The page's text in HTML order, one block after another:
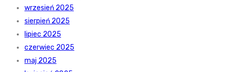
wrzesień 2025
sierpień 2025
lipiec 2025
czerwiec 2025
maj 2025